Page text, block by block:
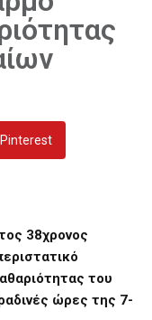
Pinterest
38χρονος
του
ώρες της 7-